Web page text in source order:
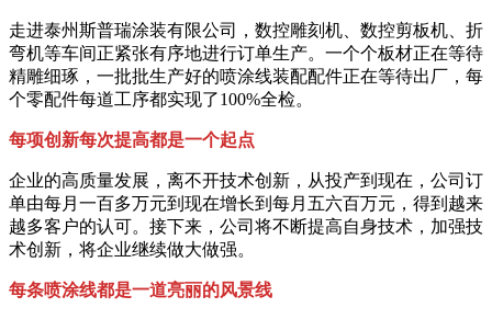
走进泰州斯普瑞涂装有限公司，数控雕刻机、数控剪板机、折
弯机等车间正紧张有序地进行订单生产。一个个板材正在等待
精雕细琢，一批批生产好的喷涂线装配配件正在等待出厂，每
个零配件每道工序都实现了100%全检。
每项创新每次提高都是一个起点
企业的高质量发展，离不开技术创新，从投产到现在，公司订
单由每月一百多万元到现在增长到每月五六百万元，得到越来
越多客户的认可。接下来，公司将不断提高自身技术，加强技
术创新，将企业继续做大做强。
每条喷涂线都是一道亮丽的风景线